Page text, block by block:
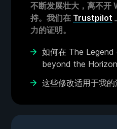
不断发展壮大，离不开
持。我们在 Trustpilot
力的证明。
如何在 The Legend
beyond the
这些修改适用于我的